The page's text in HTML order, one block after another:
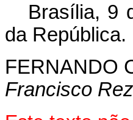
Brasília, 9
da República.
FERNANDO
Francisco